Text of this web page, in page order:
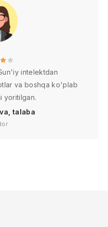
intelektdan
va boshqa ko'plab
yoritilgan.
talaba